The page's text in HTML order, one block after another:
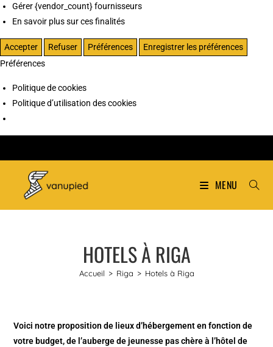
Gérer {vendor_count} fournisseurs
En savoir plus sur ces finalités
Accepter Refuser Préférences
Enregistrer les préférences
Préférences
Politique de cookies
Politique d’utilisation des cookies
MENU
HOTELS À RIGA
Accueil > Riga > Hotels à Riga
Voici notre proposition de lieux d’hébergement en fonction de
votre budget, de l’auberge de jeunesse pas chère à l’hôtel de